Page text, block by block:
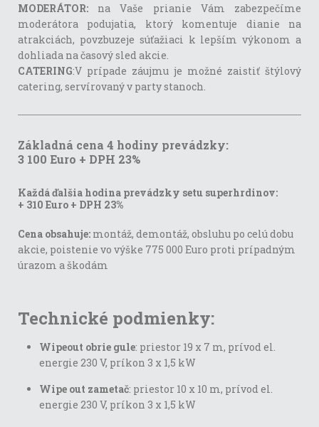
MODERÁTOR: na Vaše prianie Vám zabezpečíme
moderátora podujatia, ktorý komentuje dianie na
atrakciách, povzbuzeje súťažiaci k lepším výkonom a
dohliada na časový sled akcie.
CATERING:V prípade záujmu je možné zaistiť štýlový
catering, servírovaný v party stanoch.
Základná cena 4 hodiny prevádzky:
3 100 Euro + DPH 23%
Každá ďalšia hodina prevádzky setu superhrdinov:
+ 310 Euro + DPH 23%
Cena obsahuje: montáž, demontáž, obsluhu po celú dobu
akcie, poistenie vo výške 775 000 Euro proti prípadným
úrazom a škodám
Technické podmienky:
Wipeout obrie gule: priestor 19 x 7 m, prívod el.
energie 230 V, príkon 3 x 1,5 kW
Wipe out zametač: priestor 10 x 10 m, prívod el.
energie 230 V, príkon 3 x 1,5 kW